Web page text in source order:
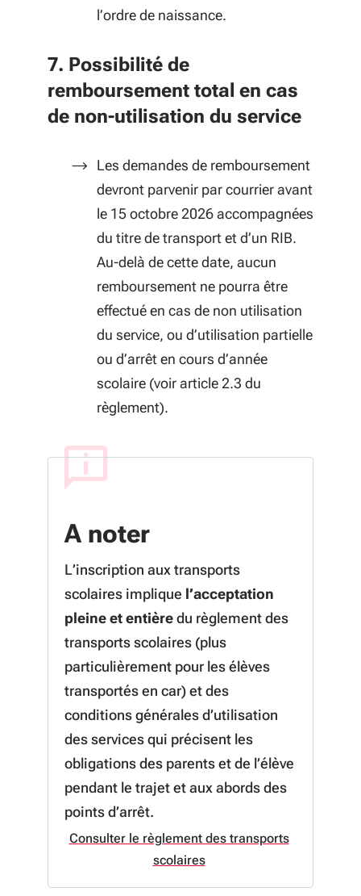
l’ordre de naissance.
7. Possibilité de
remboursement total en cas
de non-utilisation du service
Les demandes de remboursement
devront parvenir par courrier avant
le 15 octobre 2026 accompagnées
du titre de transport et d’un RIB.
Au-delà de cette date, aucun
remboursement ne pourra être
effectué en cas de non utilisation
du service, ou d’utilisation partielle
ou d’arrêt en cours d’année
scolaire (voir article 2.3 du
règlement).
A noter
L’inscription aux transports
scolaires implique l’acceptation
pleine et entièredu règlement des
transports scolaires (plus
particulièrement pour les élèves
transportés en car) et des
conditions générales d’utilisation
des services qui précisent les
obligations des parents et de l’élève
pendant le trajet et aux abords des
points d’arrêt.
Consulter le règlement des transports
scolairesà propos de Consulter le